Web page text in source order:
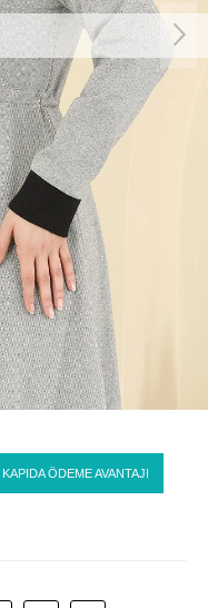
KAPIDA ÖDEME AVANTAJI